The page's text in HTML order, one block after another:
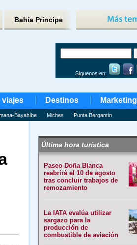
Bahía Principe
Síguenos en:
viajes Destinos Marketing
Bayahíbe Miches Punta Bergantín
Última hora turística
Paseo Doña Blanca
reabrirá el 10 de agosto
tras concluir trabajos de
remozamiento
La IATA evalúa utilizar
sargazo para la
producción de
combustible de aviación